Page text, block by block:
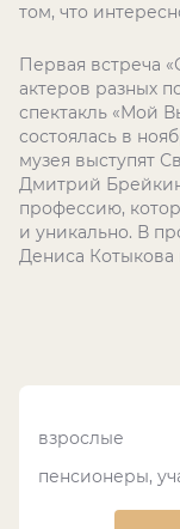
том, что
Первая встреча
актеров разных
спектакль «Мой
состоялась в
музея выступят
Дмитрий
профессию,
и уникально. В
Дениса Котыкова
взрослые
пенсионеры,